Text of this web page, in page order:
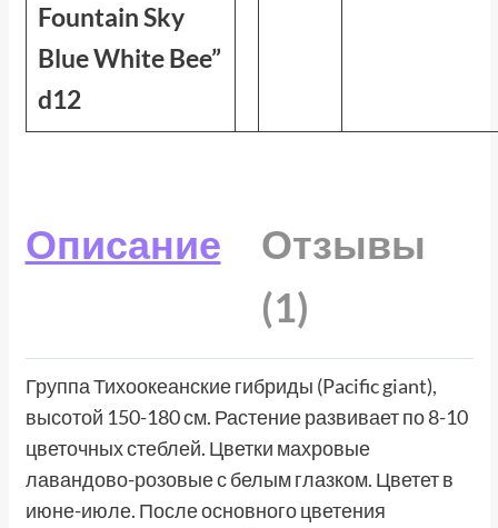
Fountain Sky
Blue White Bee”
d12
Описание
Отзывы
(1)
Группа Тихоокеанские гибриды (Pacific giant),
высотой 150-180 см. Растение развивает по 8-10
цветочных стеблей. Цветки махровые
лавандово-розовые с белым глазком. Цветет в
июне-июле. После основного цветения